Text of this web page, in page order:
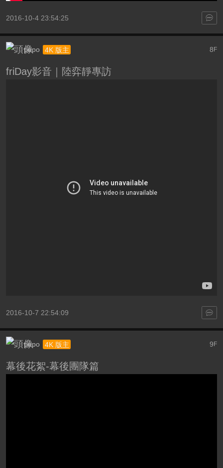
2016-10-4 23:54:25
8 F
popo 4K 版主
friDay影音｜陸弈靜專訪
2016-10-7 22:54:09
9 F
popo 4K 版主
幕後花絮-幕後團隊篇